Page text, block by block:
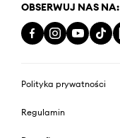
OBSERWUJ NAS NA:
Polityka prywatności
Regulamin